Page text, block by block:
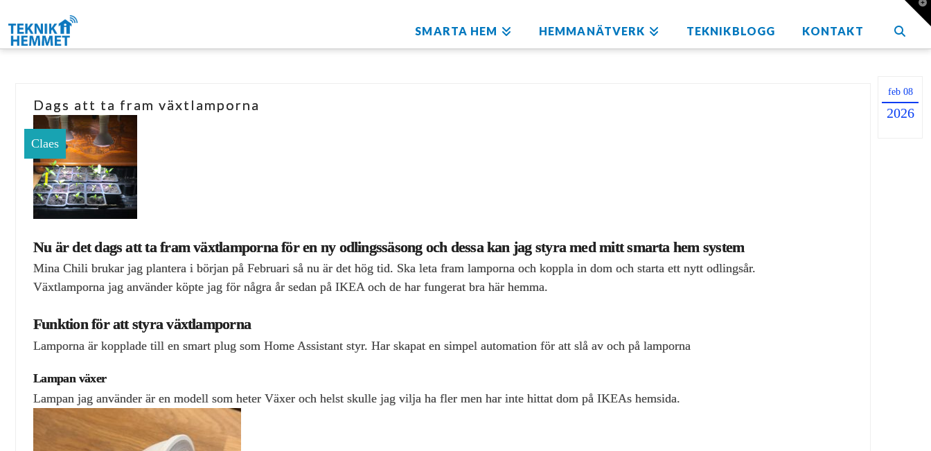
SMARTA HEM HEMMANÄTVERK TEKNIKBLOGG KONTAKT
feb 08
2026
Dags att ta fram växtlamporna
Claes
Nu är det dags att ta fram växtlamporna för en ny odlingssäsong och dessa kan jag styra med mitt smarta hem system
Mina Chili brukar jag plantera i början på Februari så nu är det hög tid. Ska leta fram lamporna och koppla in dom och starta ett nytt odlingsår.
Växtlamporna jag använder köpte jag för några år sedan på IKEA och de har fungerat bra här hemma.
Funktion för att styra växtlamporna
Lamporna är kopplade till en smart plug som Home Assistant styr. Har skapat en simpel automation för att slå av och på lamporna
Lampan växer
Lampan jag använder är en modell som heter Växer och helst skulle jag vilja ha fler men har inte hittat dom på IKEAs hemsida.